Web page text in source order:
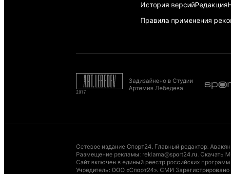
История версийРедакция
Правила применения
Задизайнено в Студии
Артемия Лебедева
Сетевое издание Спорт24. Главный редактор:
Размещение рекламы: reklama@sport24.ru. Скачать
Сайт включен в единый реестр российских
Учредитель: ООО «Спорт24». СМИ